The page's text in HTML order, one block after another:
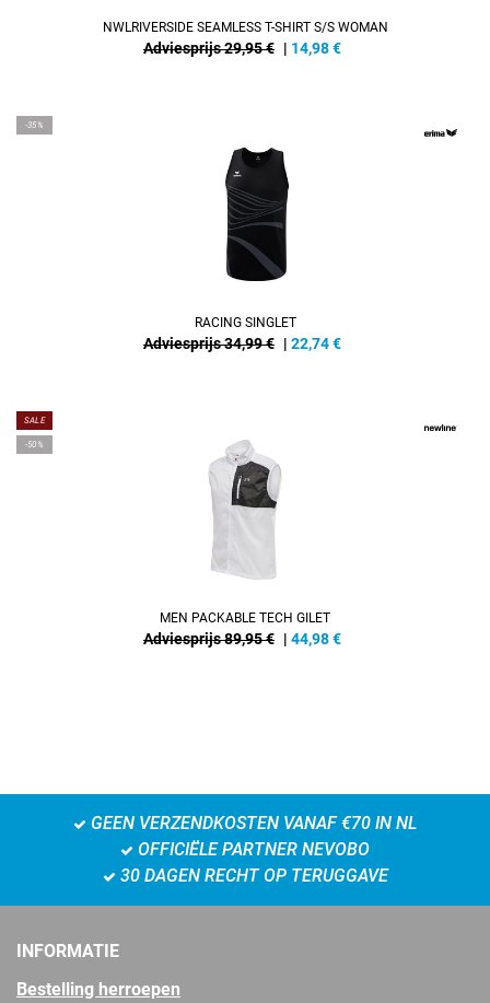
NWLRIVERSIDE SEAMLESS T-SHIRT S/S WOMAN
Adviesprijs 29,95 € | 14,98€
-35%
RACING SINGLET
Adviesprijs 34,99 € | 22,74€
SALE
-50%
MEN PACKABLE TECH GILET
Adviesprijs 89,95 € | 44,98€
GEEN VERZENDKOSTEN VANAF €70 IN NL
OFFICIËLE PARTNER NEVOBO
30 DAGEN RECHT OP TERUGGAVE
INFORMATIE
Bestelling herroepen